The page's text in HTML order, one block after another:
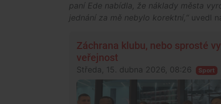
paní Ede nabídla, že náklady města
jednání za mě nebylo korektní,“ uvedl
Záchrana klubu, nebo sprosté
veřejnost
Středa, 15. dubna 2026, 08:26 Sport